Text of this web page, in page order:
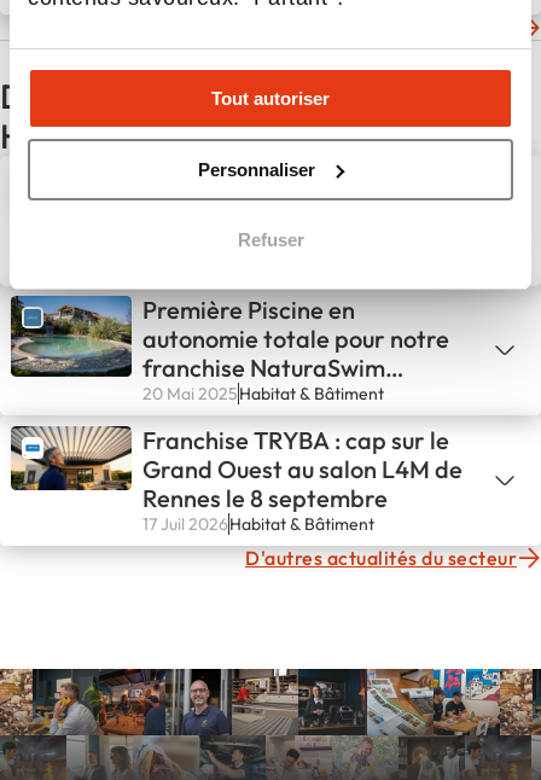
Tout autoriser
Personnaliser
Refuser
D'autres actualités du secteur
Habitat & Bâtiment
Avenir Rénovations et
Evalutoo : un partenariat en
faveur de la rénovation
Première Piscine en
autonomie totale pour notre
franchise NaturaSwim
d’Avignon !💪
20 Mai 2025Habitat & Bâtiment
Franchise TRYBA : cap sur le
Grand Ouest au salon L4M de
Rennes le 8 septembre
17 Juil 2026Habitat & Bâtiment
D'autres actualités du secteur